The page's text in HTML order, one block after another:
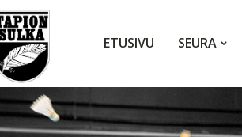
ETUSIVU SEURA